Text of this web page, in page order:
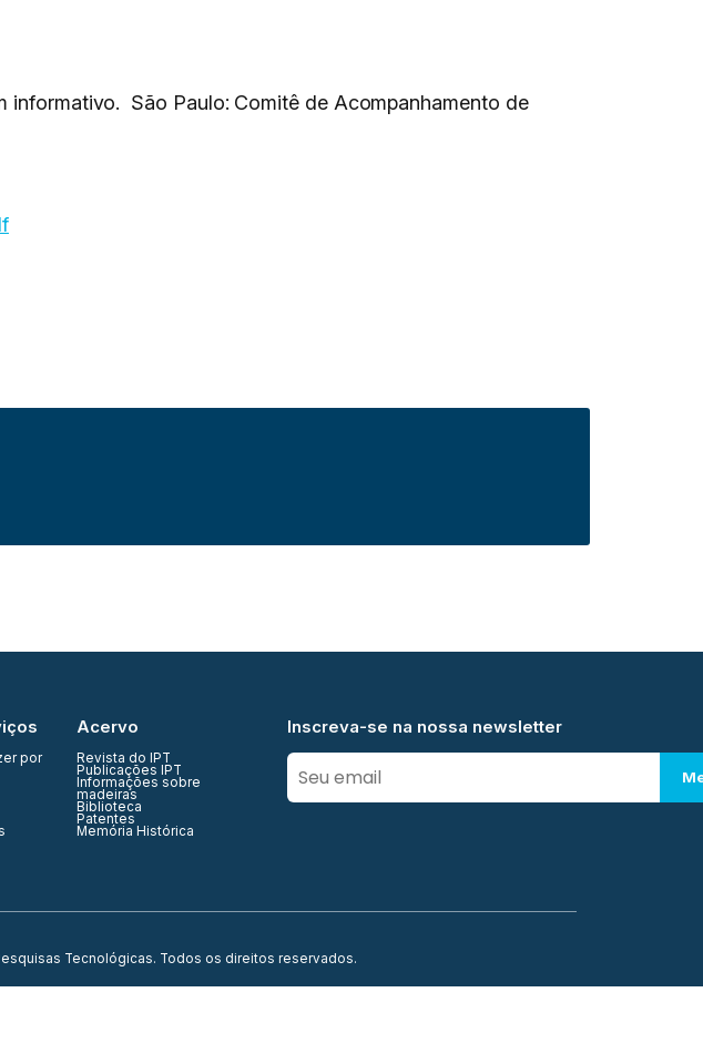
informativo. São Paulo: Comitê de Acompanhamento de
por
Acervo
Revista do IPT
Publicações IPT
Informações sobre
madeiras
Biblioteca
Patentes
Memória Histórica
Inscreva-se na nossa newsletter
Tecnológicas. Todos os direitos reservados.